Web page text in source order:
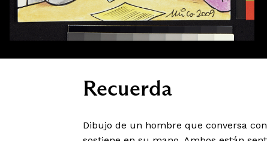
Recuerda
Dibujo de un hombre que conversa